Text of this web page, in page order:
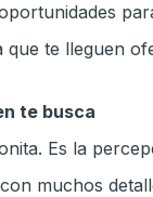
te lleguen
te busca
Es la
muchos